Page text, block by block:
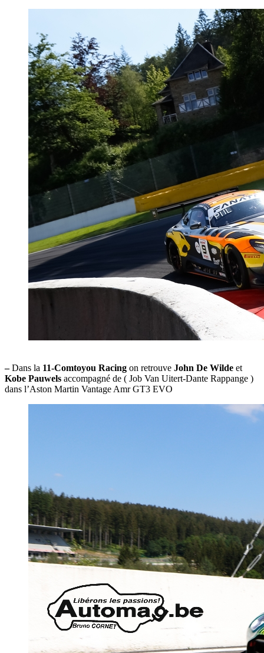
–Dans la 11-Comtoyou Racing on retrouve John De Wilde et
Kobe Pauwels accompagné de ( Job Van Uitert-Dante Rappange )
dans l’Aston Martin Vantage Amr GT3 EVO